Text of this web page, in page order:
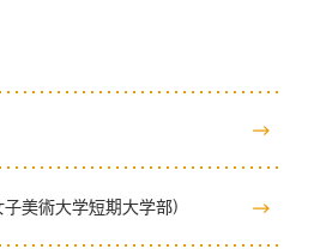
子美術大学短期大学部)